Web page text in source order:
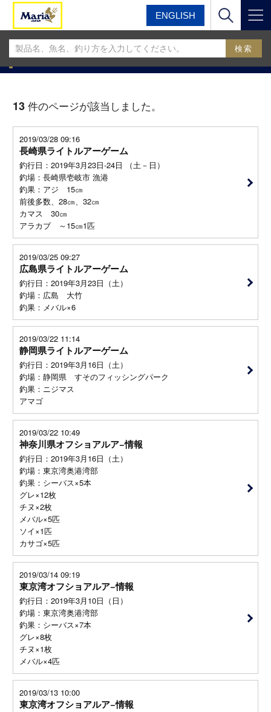
ENGLISH
マリア マリア釣果情報BLOG
マリア釣果情報BLOG
13 件のページが該当しました。
2019/03/28 09:16
長崎県ライトルアーゲーム
釣行日：2019年3月23日-24日 （土－日）
釣場：長崎県壱岐市 漁港
釣果：アジ 15㎝
前後多数、28㎝、32㎝
カマス 30㎝
アラカブ ～15㎝1匹
2019/03/25 09:27
広島県ライトルアーゲーム
釣行日：2019年3月23日（土）
釣場：広島 大竹
釣果：メバル×6
2019/03/22 11:14
静岡県ライトルアーゲーム
釣行日：2019年3月16日（土）
釣場：静岡県 すそのフィッシングパーク
釣果：ニジマス
アマゴ
2019/03/22 10:49
神奈川県オフショアルア−情報
釣行日：2019年3月16日（土）
釣場：東京湾奥港湾部
釣果：シーバス×5本
グレ×12枚
チヌ×2枚
メバル×5匹
ソイ×1匹
カサゴ×5匹
2019/03/14 09:19
東京湾オフショアルア−情報
釣行日：2019年3月10日（日）
釣場：東京湾奥港湾部
釣果：シーバス×7本
グレ×8枚
チヌ×1枚
メバル×4匹
2019/03/13 10:00
東京湾オフショアルア−情報